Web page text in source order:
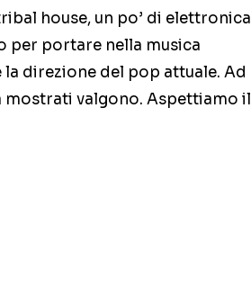
house, un po’ di elettronica
per portare nella musica
direzione del pop attuale. Ad
mostrati valgono. Aspettiamo il